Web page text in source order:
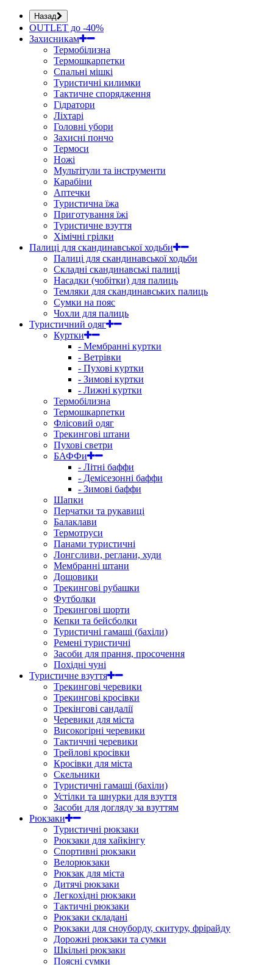
Назад
OUTLET до -40%
Захисникам
Термобілизна
Термошкарпетки
Спальні мішкі
Туристичні килимки
Тактичне спорядження
Гідратори
Ліхтарі
Головні убори
Захисні пончо
Термоси
Ножі
Мультітули та інструменти
Карабіни
Аптечки
Туристична їжа
Приготування їжі
Туристичне взуття
Хімічні грілки
Палиці для скандинавської ходьби
Палиці для скандинавської ходьби
Складні скандинавські палиці
Насадки (чобітки) для палиць
Темляки для скандинавських палиць
Сумки на пояс
Чохли для палиць
Туристичний одяг
Куртки
- Мембранні куртки
- Ветрівки
- Пухові куртки
- Зимові куртки
- Лижні куртки
Термобілизна
Термошкарпетки
Флісовий одяг
Трекингові штани
Пухові светри
БАФФи
- Літні баффи
- Демісезонні баффи
- Зимові баффи
Шапки
Перчатки та рукавиці
Балаклави
Термотруси
Панами туристичні
Лонгсливи, реглани, худи
Мембранні штани
Дощовики
Трекингові рубашки
Футболки
Трекингові шорти
Кепки та бейсболки
Туристичні гамаші (бахіли)
Ремені туристичні
Засоби для прання, просочення
Похідні чуні
Туристичне взуття
Трекингові черевики
Трекингові кросівки
Трекінгові сандалії
Черевики для міста
Високогірні черевики
Тактиччні черевики
Трейлові кросівки
Кросівки для міста
Скельники
Туристичні гамаші (бахіли)
Устілки та шнурки для взуття
Засоби для догляду за взуттям
Рюкзаки
Туристичні рюкзаки
Рюкзаки для хайкінгу
Спортивні рюкзаки
Велорюкзаки
Рюкзак для міста
Дитячі рюкзаки
Легкохідні рюкзаки
Тактичні рюкзаки
Рюкзаки складані
Рюкзаки для сноуборду, скитуру, фрірайду
Дорожні рюкзаки та сумки
Шкільні рюкзаки
Поясні сумки